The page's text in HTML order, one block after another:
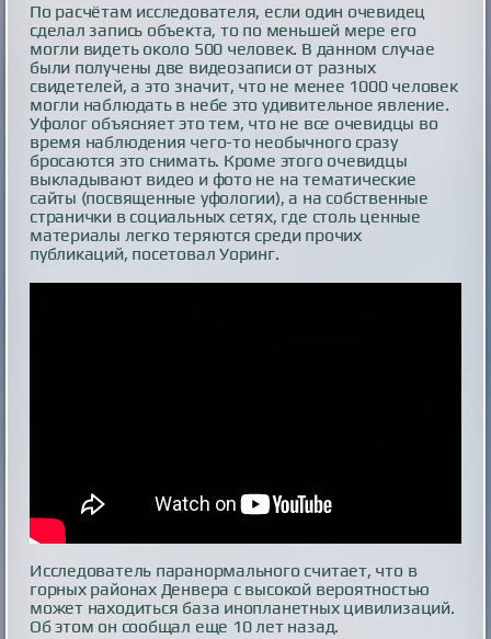
По расчётам исследователя, если один очевидец
сделал запись объекта, то по меньшей мере его
могли видеть около 500 человек. В данном случае
были получены две видеозаписи от разных
свидетелей, а это значит, что не менее 1000 человек
могли наблюдать в небе это удивительное явление.
Уфолог объясняет это тем, что не все очевидцы во
время наблюдения чего-то необычного сразу
бросаются это снимать. Кроме этого очевидцы
выкладывают видео и фото не на тематические
сайты (посвященные уфологии), а на собственные
странички в социальных сетях, где столь ценные
материалы легко теряются среди прочих
публикаций, посетовал Уоринг.
Исследователь паранормального считает, что в
горных районах Денвера с высокой вероятностью
может находиться база инопланетных цивилизаций.
Об этом он сообщал еще 10 лет назад.